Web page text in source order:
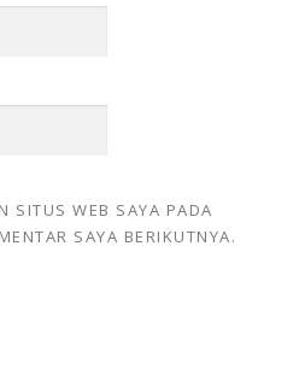
SITUS WEB SAYA PADA
SAYA BERIKUTNYA.